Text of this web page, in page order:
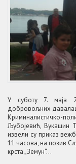
У суботу 7. маја
добровољних
Криминалистичко-
Љубојевић, Вукашин
извели су приказ
11 часова, на позив
крста „Земун“...